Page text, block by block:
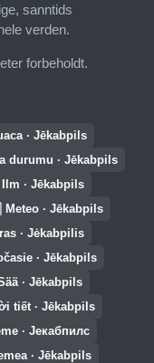
sanntids
verden.
forbeholdt.
· Jēkabpils
durumu · Jēkabpils
Ilm · Jēkabpils
Meteo · Jēkabpils
· Jėkabpilis
· Jēkabpils
· Jēkabpils
tiết · Jēkabpils
· Јекабпилс
· Jēkabpils